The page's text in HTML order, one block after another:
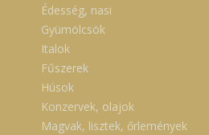
Édesség, nasi
Gyümölcsök
Italok
Fűszerek
Húsok
Konzervek, olajok
Magvak, lisztek, őrlemények